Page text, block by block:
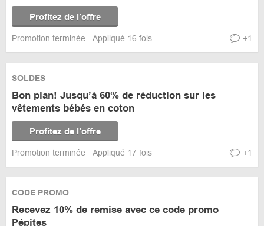
Profitez de l’offre
Promotion terminée Appliqué 16 fois +1
SOLDES
Bon plan! Jusqu’à 60% de réduction sur les
vêtements bébés en coton
Profitez de l’offre
Promotion terminée Appliqué 17 fois +1
CODE PROMO
Recevez 10% de remise avec ce code promo
Pépites